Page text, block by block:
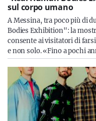
sul corpo umano
A Messina, tra poco più di
Bodies Exhibition": la
consente ai visitatori di
e non solo. «Fino a pochi